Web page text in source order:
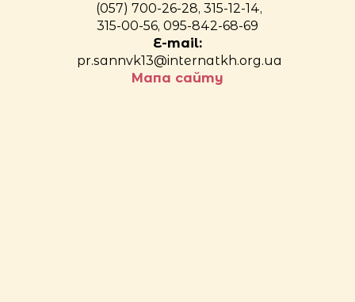
(057) 700-26-28, 315-12-14,
315-00-56, 095-842-68-69
E-mail:
pr.sannvk13@internatkh.org.ua
Мапа сайту